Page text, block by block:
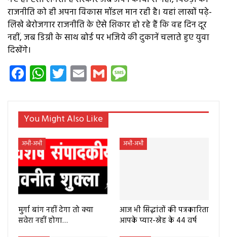
राजनीति को ही अपना विकास मॉडल मान रही है। यहां लाखों पढ़े-
लिखे बेरोजगार राजनीति के ऐसे शिकार हो रहे हैं कि वह दिन दूर
नहीं, जब डिग्री के साथ बोर्ड पर भजिये की दुकानें चलाते हुए युवा
दिखेंगे।
Facebook
WhatsApp
Twitter
EmailGmail
You Might Also Like
अभी-अभी
मुर्गा बांग नहीं देगा तो क्या
सवेरा नहीं होगा…
अभी-अभी
आज भी सिद्धांतों की पत्रकारिता
आपके प्यार-स्नेह के 44 वर्ष